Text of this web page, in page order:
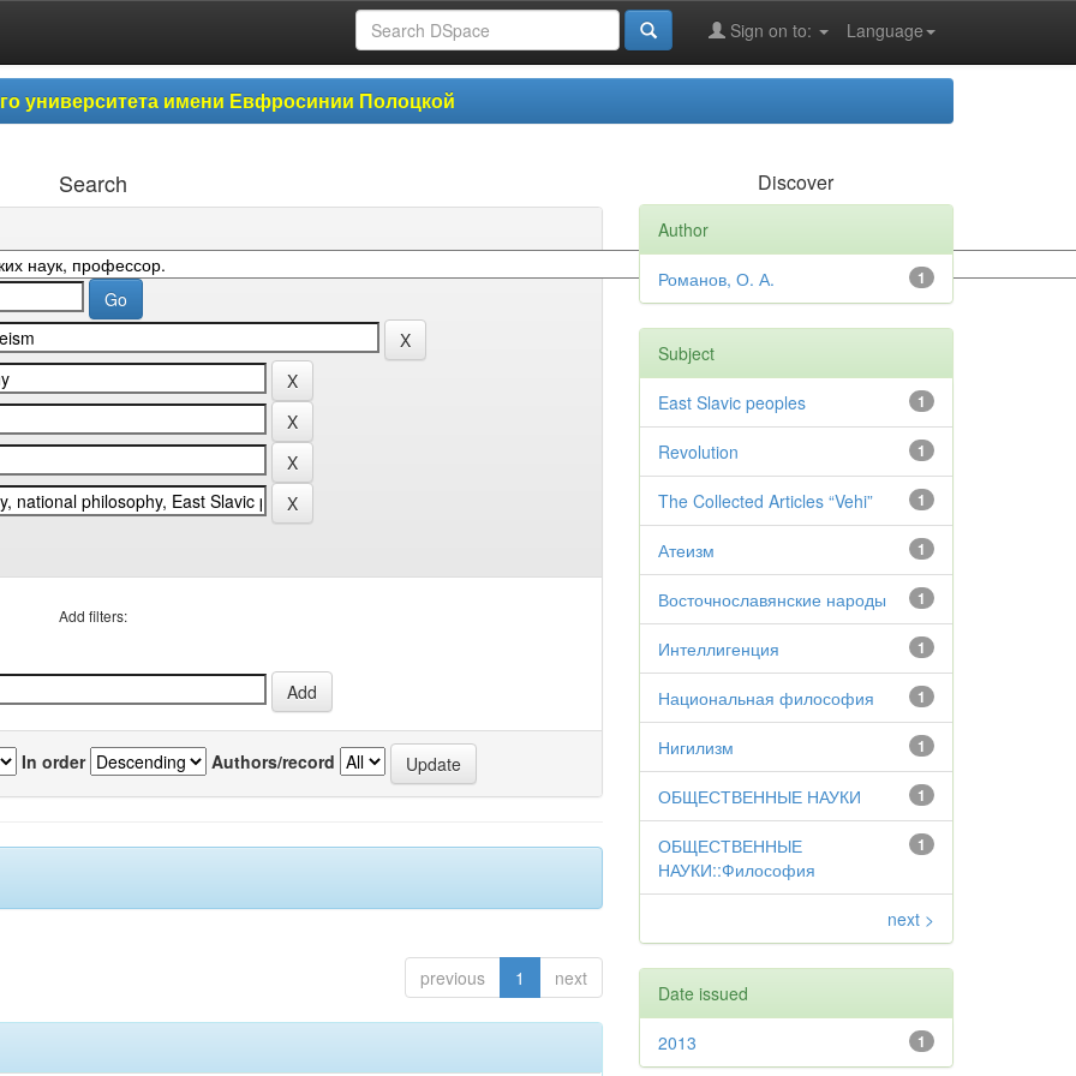
Language
Sign on to:
университета имени Евфросинии Полоцкой
Search
Add filters:
In order Authors/record
previous 1 next
Discover
Author
1
Романов, О. А.
Subject
1
East Slavic peoples
1
Revolution
1
The Collected Articles “Vehi”
1
Атеизм
1
Восточнославянские народы
1
Интеллигенция
1
Национальная философия
1
Нигилизм
1
ОБЩЕСТВЕННЫЕ НАУКИ
1
ОБЩЕСТВЕННЫЕ
НАУКИ::Философия
next >
Date issued
1
2013